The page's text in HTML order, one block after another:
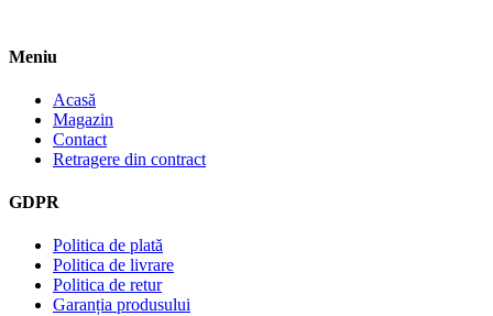
Meniu
Acasă
Magazin
Contact
Retragere din contract
GDPR
Politica de plată
Politica de livrare
Politica de retur
Garanția produsului